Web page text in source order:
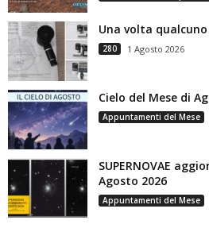
Una volta
280 1 Agosto 2026
Cielo del Mese di
Appuntamenti del Mese
SUPERNOVAE
Agosto 2026
Appuntamenti del Mese